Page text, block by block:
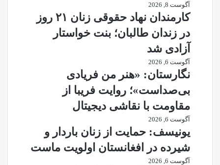
آگوست 8, 2026
کارمندان نهاد حقوقی زنان ۲۱ روز
در زندان طالبان؛ بنت خواستار
آزادی شد
آگوست 6, 2026
نگارستان: «هنر من فریادی
بی‌صداست»؛ روایت فریبا از
مقاومت با نقاشی دیجیتال
آگوست 6, 2026
یونیسف: حمایت از زنان باردار و
شیرده در افغانستان اولویت ماست
آگوست 6, 2026